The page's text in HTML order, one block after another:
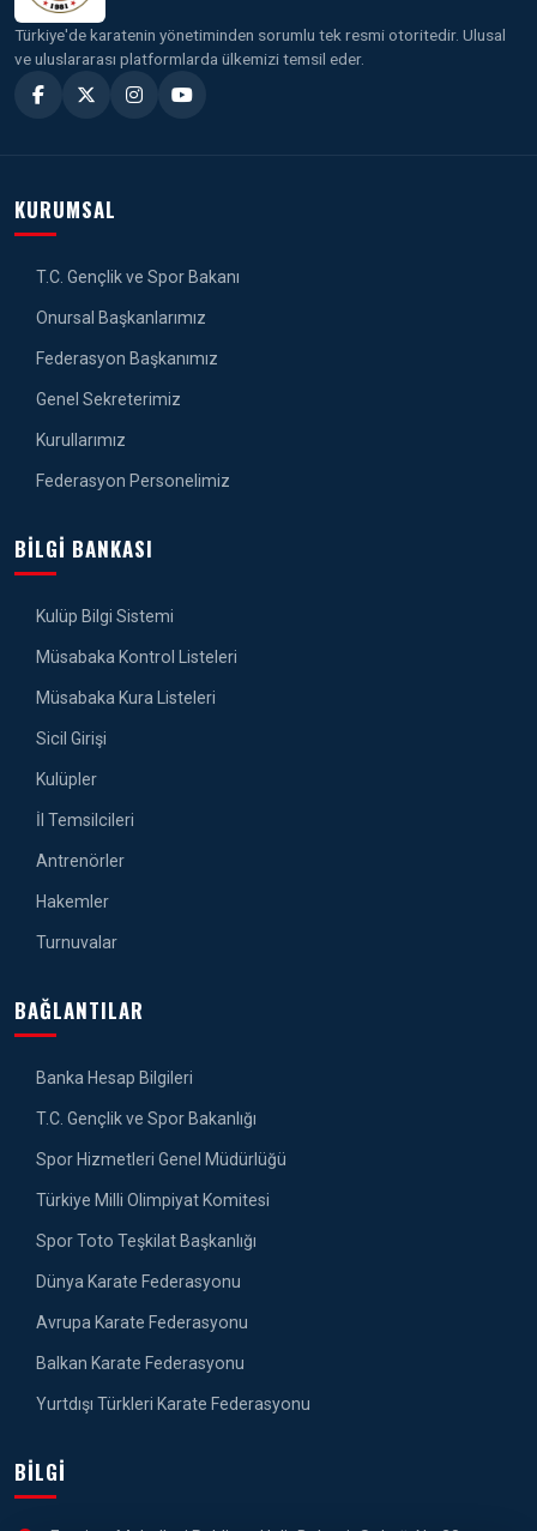
Türkiye'de karatenin yönetiminden sorumlu tek resmi otoritedir. Ulusal
ve uluslararası platformlarda ülkemizi temsil eder.
KURUMSAL
T.C. Gençlik ve Spor Bakanı
Onursal Başkanlarımız
Federasyon Başkanımız
Genel Sekreterimiz
Kurullarımız
Federasyon Personelimiz
BILGI BANKASI
Kulüp Bilgi Sistemi
Müsabaka Kontrol Listeleri
Müsabaka Kura Listeleri
Sicil Girişi
Kulüpler
İl Temsilcileri
Antrenörler
Hakemler
Turnuvalar
BAĞLANTILAR
Banka Hesap Bilgileri
T.C. Gençlik ve Spor Bakanlığı
Spor Hizmetleri Genel Müdürlüğü
Türkiye Milli Olimpiyat Komitesi
Spor Toto Teşkilat Başkanlığı
Dünya Karate Federasyonu
Avrupa Karate Federasyonu
Balkan Karate Federasyonu
Yurtdışı Türkleri Karate Federasyonu
BILGI